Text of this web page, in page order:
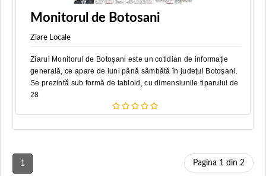
Monitorul de Botosani
Ziare Locale
Ziarul Monitorul de Botoşani este un cotidian de informaţie
generală, ce apare de luni până sâmbătă în judeţul Botoşani.
Se prezintă sub formă de tabloid, cu dimensiunile tiparului de
28
1 Pagina 1 din 2